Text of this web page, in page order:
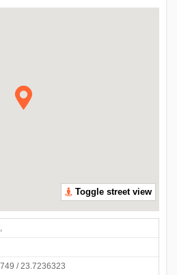
Toggle street view
/ 23.7236323